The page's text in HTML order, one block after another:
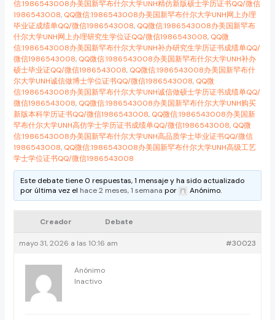
信:1986543008办美国新罕布什尔大学UNH精仿新版硕士学历证书QQ/微信
1986543008, QQ微信:1986543008办美国新罕布什尔大学UNH网上办理
毕业证成绩单QQ/微信1986543008, QQ微信:1986543008办美国新罕布
什尔大学UNH网上办理研究生学位证QQ/微信1986543008, QQ微
信:1986543008办美国新罕布什尔大学UNH补办研究生学历证书成绩单QQ/
微信1986543008, QQ微信:1986543008办美国新罕布什尔大学UNH补办
硕士毕业证QQ/微信1986543008, QQ微信:1986543008办美国新罕布什
尔大学UNH诚信做博士学位证书QQ/微信1986543008, QQ微
信:1986543008办美国新罕布什尔大学UNH诚信做硕士学历证书成绩单QQ/
微信1986543008, QQ微信:1986543008办美国新罕布什尔大学UNH购买
新版本科学历证书QQ/微信1986543008, QQ微信:1986543008办美国新
罕布什尔大学UNH高仿学士学历证书成绩单QQ/微信1986543008, QQ微
信:1986543008办美国新罕布什尔大学UNH高品质学士毕业证书QQ/微信
1986543008, QQ微信:1986543008办美国新罕布什尔大学UNH高级工艺
学士学位证书QQ/微信1986543008
Este debate tiene 0 respuestas, 1 mensaje y ha sido actualizado
por última vez el hace 2 meses, 1 semana por Anónimo.
Creador Debate
mayo 31, 2026 a las 10:16 am #30023
Anónimo
Inactivo